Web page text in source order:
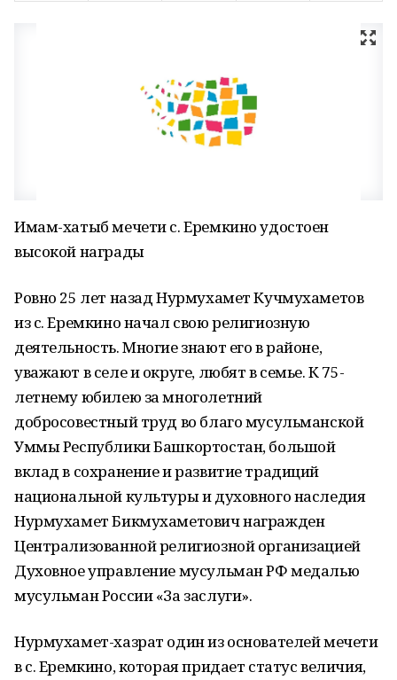
Имам-хатыб мечети с. Еремкино удостоен
высокой награды
Ровно 25 лет назад Нурмухамет Кучмухаметов
из с. Еремкино начал свою религиозную
деятельность. Многие знают его в районе,
уважают в селе и округе, любят в семье. К 75-
летнему юбилею за многолетний
добросовестный труд во благо мусульманской
Уммы Республики Башкортостан, большой
вклад в сохранение и развитие традиций
национальной культуры и духовного наследия
Нурмухамет Бикмухаметович награжден
Централизованной религиозной организацией
Духовное управление мусульман РФ медалью
мусульман России «За заслуги».
Нурмухамет-хазрат один из основателей мечети
в с. Еремкино, которая придает статус величия,